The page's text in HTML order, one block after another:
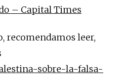
– Capital Times
recomendamos leer,
sobre-la-falsa-